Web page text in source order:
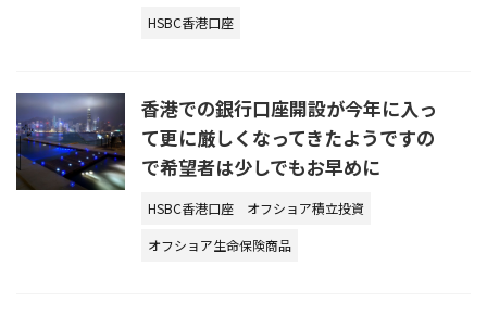
HSBC香港口座
香港での銀行口座開設が今年に入っ
て更に厳しくなってきたようですの
で希望者は少しでもお早めに
HSBC香港口座
オフショア積立投資
オフショア生命保険商品